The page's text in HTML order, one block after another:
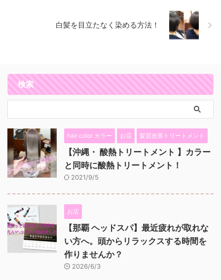
白髪を目立たなく染める方法！
検索
hair color カラー お店 髪質改善トリートメント
【沖縄・ 酸熱トリートメント 】カラー
と同時に酸熱トリートメント！
2021/9/5
お店
【那覇 ヘッドスパ】最近疲れが取れな
い方へ。頭からリラックスする時間を
作りませんか？
2026/6/3